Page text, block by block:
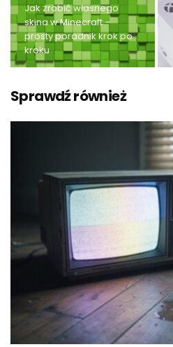
Jak zrobić własnego
skina w Minecraft –
prosty poradnik krok po
kroku
Sprawdź również